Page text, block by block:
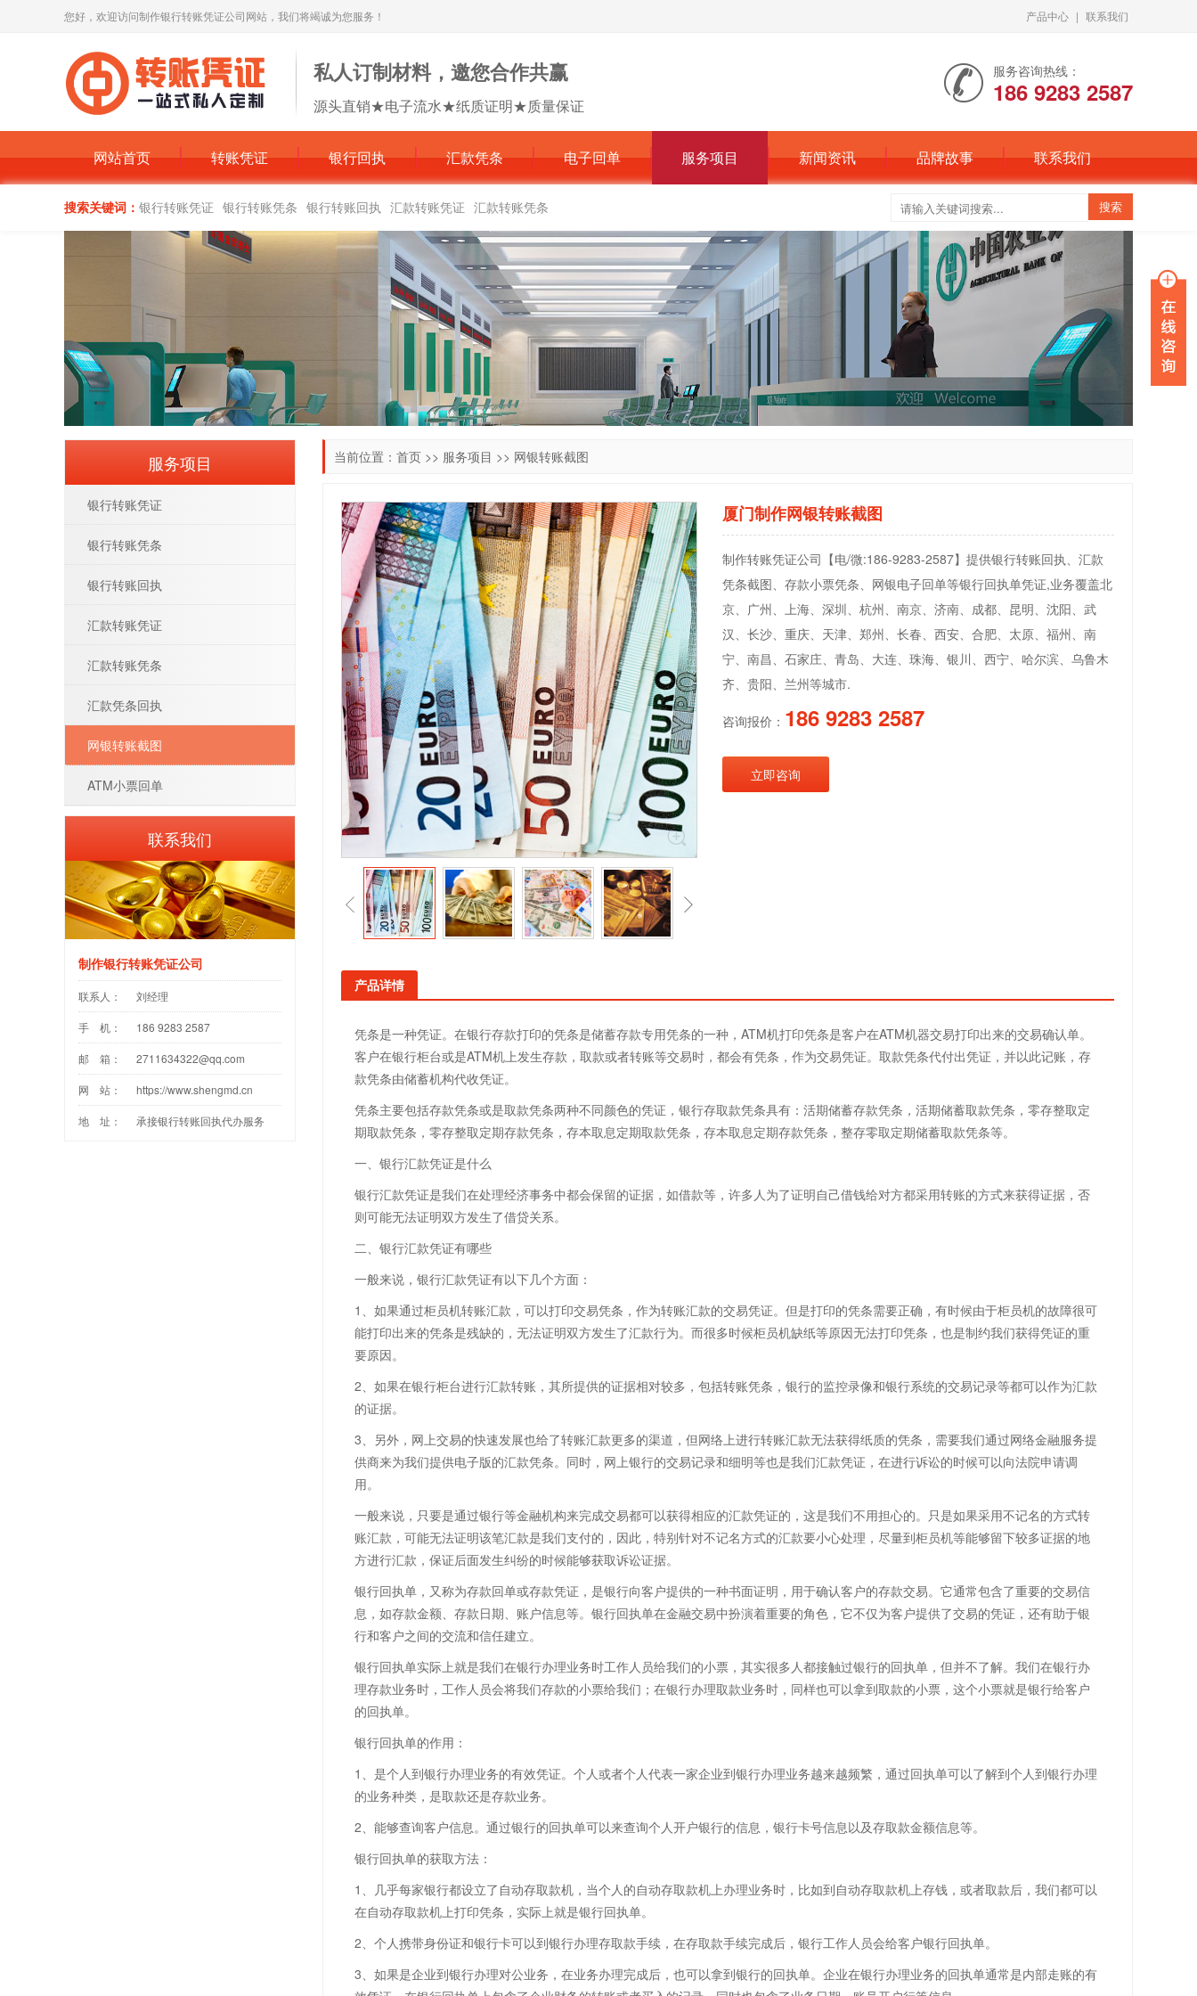
您好，欢迎访问制作银行转账凭证公司网站，我们将竭诚为您服务！ 产品中心 | 联系我们
私人订制材料，邀您合作共赢
源头直销★电子流水★纸质证明★质量保证
服务咨询热线：
186 9283 2587
网站首页 转账凭证 银行回执 汇款凭条 电子回单 服务项目 新闻资讯 品牌故事 联系我们
搜索关键词： 银行转账凭证 银行转账凭条 银行转账回执 汇款转账凭证 汇款转账凭条
当前位置： 首页 >> 服务项目 >> 网银转账截图
厦门制作网银转账截图
制作转账凭证公司【电/微:186-9283-2587】提供银行转账回执、汇款
凭条截图、存款小票凭条、网银电子回单等银行回执单凭证,业务覆盖北
京、广州、上海、深圳、杭州、南京、济南、成都、昆明、沈阳、武
汉、长沙、重庆、天津、郑州、长春、西安、合肥、太原、福州、南
宁、南昌、石家庄、青岛、大连、珠海、银川、西宁、哈尔滨、乌鲁木
齐、贵阳、兰州等城市.
咨询报价： 186 9283 2587
立即咨询
产品详情
凭条是一种凭证。在银行存款打印的凭条是储蓄存款专用凭条的一种，ATM机打印凭条是客户在ATM机器交易打印出来的交易确认单。
客户在银行柜台或是ATM机上发生存款，取款或者转账等交易时，都会有凭条，作为交易凭证。取款凭条代付出凭证，并以此记账，存
款凭条由储蓄机构代收凭证。
凭条主要包括存款凭条或是取款凭条两种不同颜色的凭证，银行存取款凭条具有：活期储蓄存款凭条，活期储蓄取款凭条，零存整取定
期取款凭条，零存整取定期存款凭条，存本取息定期取款凭条，存本取息定期存款凭条，整存零取定期储蓄取款凭条等。
一、银行汇款凭证是什么
银行汇款凭证是我们在处理经济事务中都会保留的证据，如借款等，许多人为了证明自己借钱给对方都采用转账的方式来获得证据，否
则可能无法证明双方发生了借贷关系。
二、银行汇款凭证有哪些
一般来说，银行汇款凭证有以下几个方面：
1、如果通过柜员机转账汇款，可以打印交易凭条，作为转账汇款的交易凭证。但是打印的凭条需要正确，有时候由于柜员机的故障很可
能打印出来的凭条是残缺的，无法证明双方发生了汇款行为。而很多时候柜员机缺纸等原因无法打印凭条，也是制约我们获得凭证的重
要原因。
2、如果在银行柜台进行汇款转账，其所提供的证据相对较多，包括转账凭条，银行的监控录像和银行系统的交易记录等都可以作为汇款
的证据。
3、另外，网上交易的快速发展也给了转账汇款更多的渠道，但网络上进行转账汇款无法获得纸质的凭条，需要我们通过网络金融服务提
供商来为我们提供电子版的汇款凭条。同时，网上银行的交易记录和细明等也是我们汇款凭证，在进行诉讼的时候可以向法院申请调
用。
一般来说，只要是通过银行等金融机构来完成交易都可以获得相应的汇款凭证的，这是我们不用担心的。只是如果采用不记名的方式转
账汇款，可能无法证明该笔汇款是我们支付的，因此，特别针对不记名方式的汇款要小心处理，尽量到柜员机等能够留下较多证据的地
方进行汇款，保证后面发生纠纷的时候能够获取诉讼证据。
银行回执单，又称为存款回单或存款凭证，是银行向客户提供的一种书面证明，用于确认客户的存款交易。它通常包含了重要的交易信
息，如存款金额、存款日期、账户信息等。银行回执单在金融交易中扮演着重要的角色，它不仅为客户提供了交易的凭证，还有助于银
行和客户之间的交流和信任建立。
银行回执单实际上就是我们在银行办理业务时工作人员给我们的小票，其实很多人都接触过银行的回执单，但并不了解。我们在银行办
理存款业务时，工作人员会将我们存款的小票给我们；在银行办理取款业务时，同样也可以拿到取款的小票，这个小票就是银行给客户
的回执单。
银行回执单的作用：
1、是个人到银行办理业务的有效凭证。个人或者个人代表一家企业到银行办理业务越来越频繁，通过回执单可以了解到个人到银行办理
的业务种类，是取款还是存款业务。
2、能够查询客户信息。通过银行的回执单可以来查询个人开户银行的信息，银行卡号信息以及存取款金额信息等。
银行回执单的获取方法：
1、几乎每家银行都设立了自动存取款机，当个人的自动存取款机上办理业务时，比如到自动存取款机上存钱，或者取款后，我们都可以
在自动存取款机上打印凭条，实际上就是银行回执单。
2、个人携带身份证和银行卡可以到银行办理存取款手续，在存取款手续完成后，银行工作人员会给客户银行回执单。
3、如果是企业到银行办理对公业务，在业务办理完成后，也可以拿到银行的回执单。企业在银行办理业务的回执单通常是内部走账的有
服务项目
银行转账凭证
银行转账凭条
银行转账回执
汇款转账凭证
汇款转账凭条
汇款凭条回执
网银转账截图
ATM小票回单
联系我们
制作银行转账凭证公司
联系人： 刘经理
手 机： 186 9283 2587
邮 箱： 2711634322@qq.com
网 站： https://www.shengmd.cn
地 址： 承接银行转账回执代办服务